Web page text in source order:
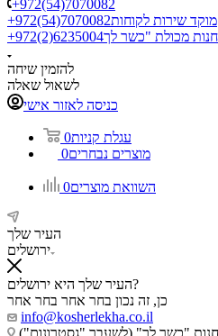
+972(54)7070082
+972(54)7070082מוקד שירות לקוחות
+972(2)6235004
להזמין שיחה
לשאול שאלה
כניסה לאזור אישי
עגלת קניות0
מוצרים נבחרים0
השוואת מוצרים0
העיר שלך
ירושלים
העיר שלך היא ירושלים?
כן, זה נכון בחר אחר בחר אחר
info@kosherlekha.co.il